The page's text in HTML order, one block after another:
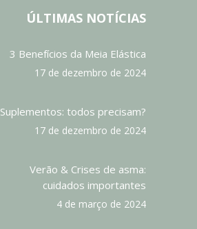
ÚLTIMAS NOTÍCIAS
3 Benefícios da Meia Elástica
17 de dezembro de 2024
Suplementos: todos precisam?
17 de dezembro de 2024
Verão & Crises de asma:
cuidados importantes
4 de março de 2024